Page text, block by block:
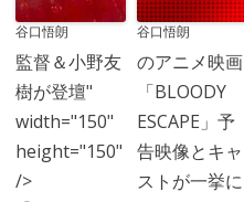
谷口悟朗
監督＆小野友
樹が登壇"
width="150"
height="150"
/>
谷口悟朗
のアニメ映画
「BLOODY
ESCAPE」予
告映像とキャ
ストが一挙に